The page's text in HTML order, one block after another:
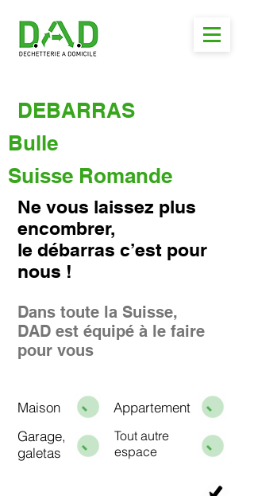
DEBARRAS
Bulle
Suisse Romande
Ne vous laissez plus
encombrer,
le débarras c’est pour
nous !
Dans toute la Suisse,
DAD est équipé à le faire
pour vous
Maison
Appartement
Garage,
galetas
Tout autre
espace